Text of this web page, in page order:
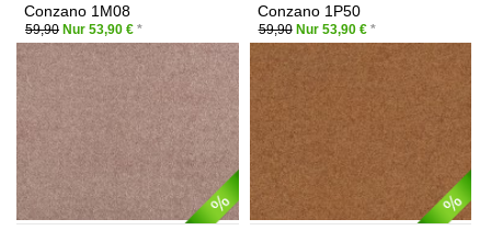
Conzano 1M08
59,90 Nur 53,90 € *
Conzano 1P50
59,90Nur 53,90 € *